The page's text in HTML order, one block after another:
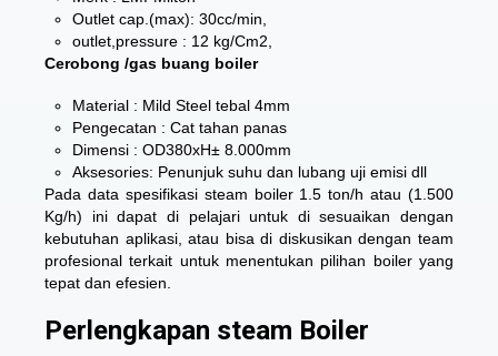
Outlet cap.(max): 30cc/min,
outlet,pressure : 12 kg/Cm2,
Cerobong /gas buang boiler
Material : Mild Steel tebal 4mm
Pengecatan : Cat tahan panas
Dimensi : OD380xH± 8.000mm
Aksesories: Penunjuk suhu dan lubang uji emisi dll
Pada data spesifikasi steam boiler 1.5 ton/h atau (1.500
Kg/h) ini dapat di pelajari untuk di sesuaikan dengan
kebutuhan aplikasi, atau bisa di diskusikan dengan team
profesional terkait untuk menentukan pilihan boiler yang
tepat dan efesien.
Perlengkapan steam Boiler